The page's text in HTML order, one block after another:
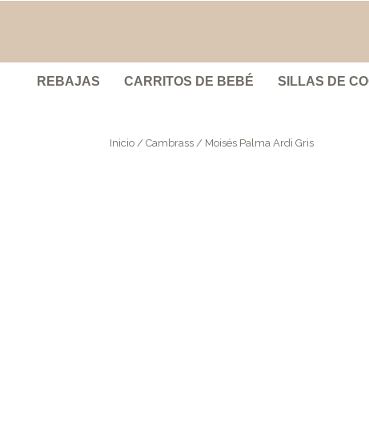
REBAJAS CARRITOS DE BEBÉ SILLAS DE
Inicio / Cambrass / Moisés Palma Ardi Gris